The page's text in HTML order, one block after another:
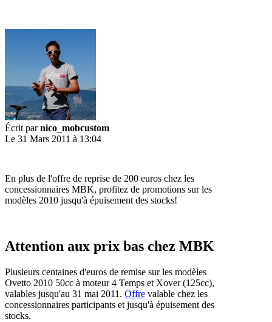
Écrit parnico_mobcustom
Le 31 Mars 2011 à 13:04
En plus de l'offre de reprise de 200 euros chez les
concessionnaires MBK, profitez de promotions sur les
modèles 2010 jusqu'à épuisement des stocks!
Attention aux prix bas chez MBK
Plusieurs centaines d'euros de remise sur les modèles
Ovetto 2010 50cc à moteur 4 Temps et Xover (125cc),
valables jusqu'au 31 mai 2011. Offre valable chez les
concessionnaires participants et jusqu'à épuisement des
stocks.